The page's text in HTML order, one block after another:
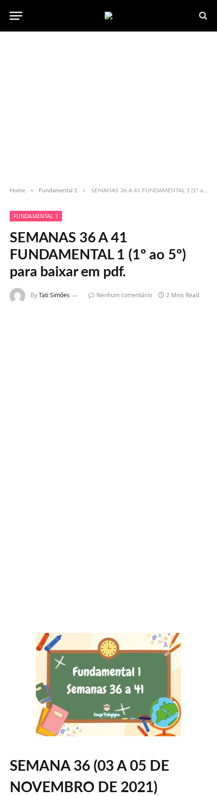
Home » Fundamental 1 » SEMANAS 36 A 41 FUNDAMENTAL 1 (1º ao 5º) para baixar em pdf.
FUNDAMENTAL 1
SEMANAS 36 A 41
FUNDAMENTAL 1 (1º ao 5º)
para baixar em pdf.
ByTati Simões Nenhum comentário 2 Mins Read
SEMANA 36 (03 A 05 DE
NOVEMBRO DE 2021)